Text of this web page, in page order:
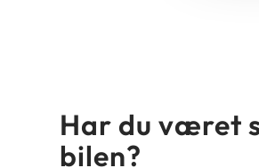
Har du været
bilen?